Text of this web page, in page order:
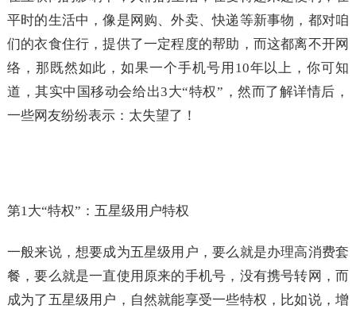
平时的生活中，像是网购、外卖、快递等新事物，都对咱
们的衣食住行，提供了一定程度的帮助，而这都离不开网
络，那既然如此，如果一个手机号用10年以上，你可知
道，其实中国移动会给出3大“特权”，然而了解详情后，
一些网友纷纷表示：太失望了！
第1大“特权”：五星级用户特权
一般来说，想要成为五星级用户，要么就是办理高消费套
餐，要么就是一直使用原来的手机号，没有携号转网，而
成为了五星级用户，自然就能享受一些特权，比如说，增